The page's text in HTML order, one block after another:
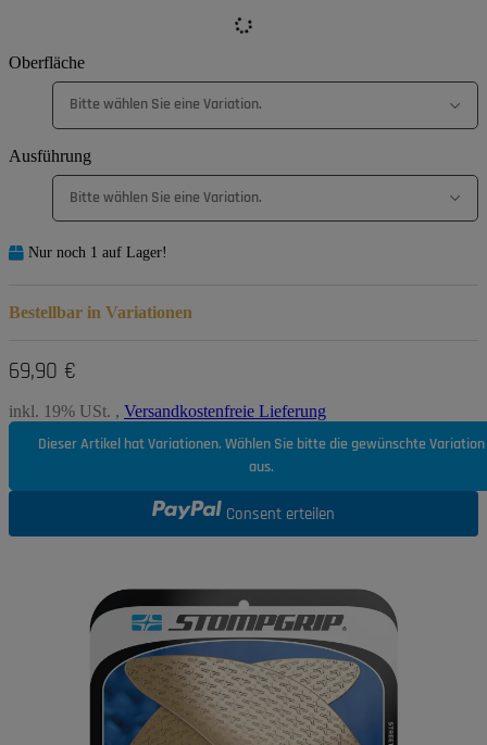
Oberfläche
Bitte wählen Sie eine Variation.
Ausführung
Bitte wählen Sie eine Variation.
Nur noch 1 auf Lager!
Bestellbar in Variationen
69,90 €
inkl. 19% USt. , Versandkostenfreie Lieferung
Dieser Artikel hat Variationen. Wählen Sie bitte die gewünschte Variation
aus.
Consent erteilen